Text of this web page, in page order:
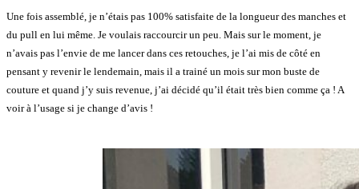
Une fois assemblé, je n’étais pas 100% satisfaite de la longueur des manches et
du pull en lui même. Je voulais raccourcir un peu. Mais sur le moment, je
n’avais pas l’envie de me lancer dans ces retouches, je l’ai mis de côté en
pensant y revenir le lendemain, mais il a trainé un mois sur mon buste de
couture et quand j’y suis revenue, j’ai décidé qu’il était très bien comme ça ! A
voir à l’usage si je change d’avis !